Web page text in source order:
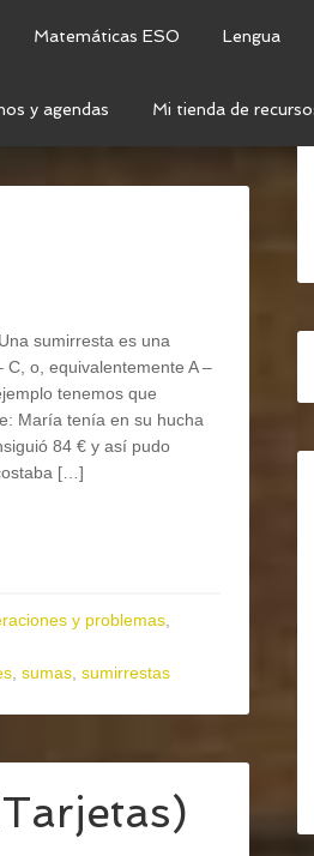
Matemáticas ESO Lengua
y agendas Mi tienda de
/OPERACIONES CON
sumirresta es una
C, o, equivalentemente A –
tenemos que
María tenía en su hucha
84 € y así pudo
[…]
y problemas
sumas sumirrestas